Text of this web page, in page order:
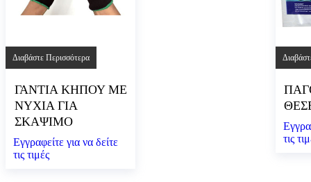
Διαβάστε Περισσότερα
ΓΑΝΤΙΑ ΚΗΠΟΥ ΜΕ
ΝΥΧΙΑ ΓΙΑ
ΣΚΑΨΙΜΟ
Εγγραφείτε για να δείτε
τις τιμές
τις